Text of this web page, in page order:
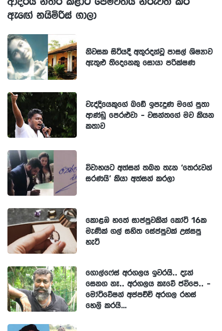
ඇඟේ නයිමිරිස් ගාලා
නිවසක සිටියදී අතුරදන්වූ පාසල් ශිෂ්‍යාව
ඇතුළු තිදෙනෙකු සොයා පරික්ෂණ
වැද්දියෙකුගේ බඩේ ඉපැදුණ මගේ පුතා
ආණ්ඩු පෙරළුවා - වසන්තගේ මව කියන
කතාව
විවාහයට අත්සන් තබන තැන ‘තෙරුවන්
සරණයි’ කියා අත්සන් කරලා
කොළඹ හතේ සාප්පුවකින් කෝටි 16ක
මැණික් ගල් සහිත සේප්පුවක් උස්සපු
හැටි
ගොල්ෆේස් අරගලය ඉවරයි.. දැන්
සෙනග නෑ.. අරගලය කෑවේ ජවිපෙ.. -
මෝටිවේෂන් අප්පච්චි අරගල රහස්
හෙලි කරයි…